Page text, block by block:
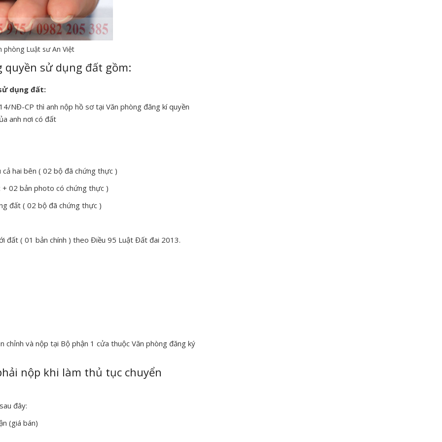
phòng Luật sư An Việt
sử dụng đất gồm:
dụng đất:
CP thì anh nộp hồ sơ tại Văn phòng đăng kí quyền
anh nơi có đất
hai bên ( 02 bộ đã chứng thực )
02 bản photo có chứng thực )
đất ( 02 bộ đã chứng thực )
đất ( 01 bản chính ) theo Điều 95 Luật Đất đai 2013.
và nộp tại Bộ phận 1 cửa thuộc Văn phòng đăng ký
nộp khi làm thủ tục chuyển
đây:
(giá bán)